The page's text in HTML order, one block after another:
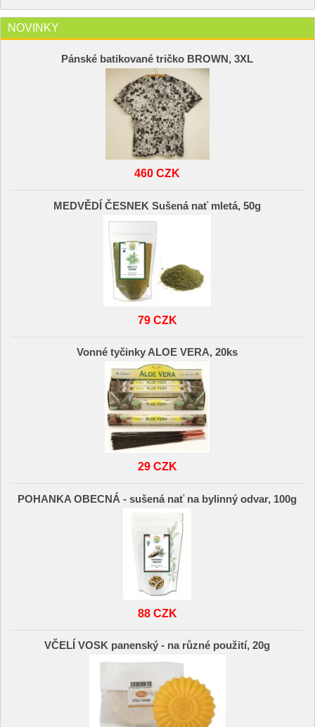
NOVINKY
Pánské batikované tričko BROWN, 3XL
460 CZK
MEDVĚDÍ ČESNEK Sušená nať mletá, 50g
79 CZK
Vonné tyčinky ALOE VERA, 20ks
29 CZK
POHANKA OBECNÁ - sušená nať na bylinný odvar, 100g
88 CZK
VČELÍ VOSK panenský - na různé použití, 20g